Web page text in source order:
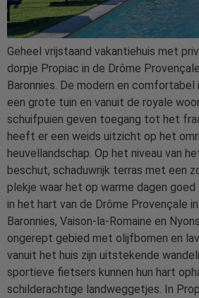
Geheel vrijstaand vakantiehuis met
dorpje Propiac in de Drôme
Baronnies. De modern en
een grote tuin en vanuit de royale
schuifpuien geven toegang tot het
heeft er een weids uitzicht op het
heuvellandschap. Op het niveau van
beschut, schaduwrijk terras met een
plekje waar het op warme dagen
in het hart van de Drôme Provençale
Baronnies, Vaison-la-Romaine en
ongerept gebied met olijfbomen en
vanuit het huis zijn uitstekende
sportieve fietsers kunnen hun hart
schilderachtige landweggetjes. In